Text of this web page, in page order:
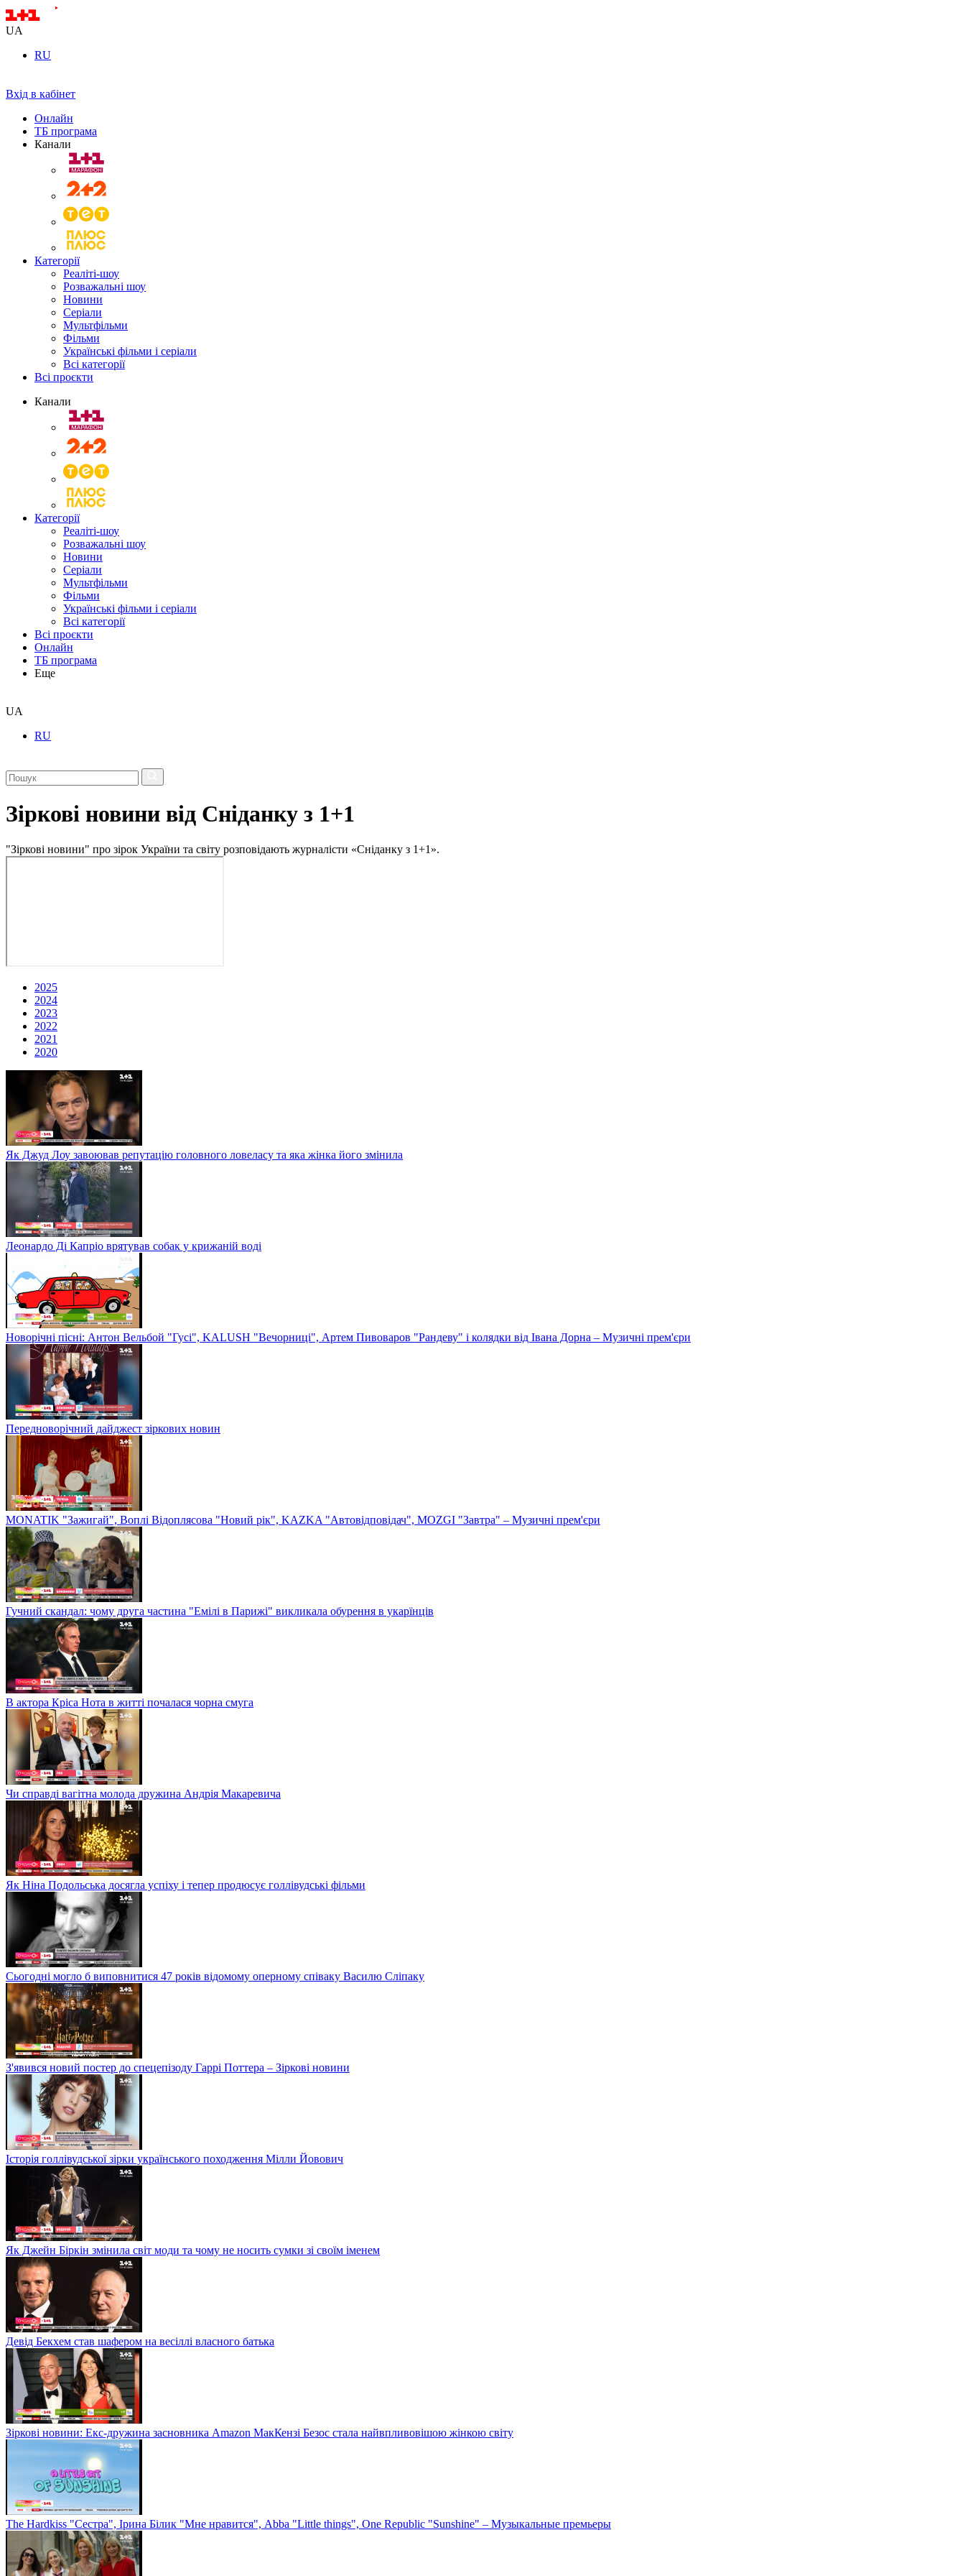
UA
RU
Вхід в кабінет
Онлайн
ТБ програма
Канали
Категорії
Реаліті-шоу
Розважальні шоу
Новини
Серіали
Мультфільми
Фільми
Українські фільми і серіали
Всі категорії
Всі проєкти
Канали
Категорії
Реаліті-шоу
Розважальні шоу
Новини
Серіали
Мультфільми
Фільми
Українські фільми і серіали
Всі категорії
Всі проєкти
Онлайн
ТБ програма
Еще
UA
RU
Зіркові новини від Сніданку з 1+1
"Зіркові новини" про зірок України та світу розповідають журналісти «Сніданку з 1+1».
2025
2024
2023
2022
2021
2020
Як Джуд Лоу завоював репутацію головного ловеласу та яка жінка його змінила
Леонардо Ді Капріо врятував собак у крижаній воді
Новорічні пісні: Антон Вельбой "Гусі", KALUSH "Вечорниці", Артем Пивоваров "Рандеву" і колядки від Івана Дорна – Музичні прем'єри
Передноворічний дайджест зіркових новин
MONATIK "Зажигай", Воплі Відоплясова "Новий рік", KAZKA "Автовідповідач", MOZGI "Завтра" – Музичні прем'єри
Гучний скандал: чому друга частина "Емілі в Парижі" викликала обурення в укарїнців
В актора Кріса Нота в житті почалася чорна смуга
Чи справді вагітна молода дружина Андрія Макаревича
Як Ніна Подольська досягла успіху і тепер продюсує голлівудські фільми
Сьогодні могло б виповнитися 47 років відомому оперному співаку Василю Сліпаку
З'явився новий постер до спецепізоду Гаррі Поттера – Зіркові новини
Історія голлівудської зірки українського походження Мілли Йовович
Як Джейн Біркін змінила світ моди та чому не носить сумки зі своїм іменем
Девід Бекхем став шафером на весіллі власного батька
Зіркові новини: Екс-дружина засновника Amazon МакКензі Безос стала найвпливовішою жінкою світу
The Hardkiss "Сестра", Ірина Білик "Мне нравится", Abba "Little things", One Republic "Sunshine" – Музыкальные премьеры